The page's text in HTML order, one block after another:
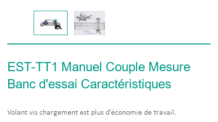
EST-TT1 Manuel Couple Mesure
Banc d'essai Caractéristiques
Volant vis chargement est plus d'économie de travail.